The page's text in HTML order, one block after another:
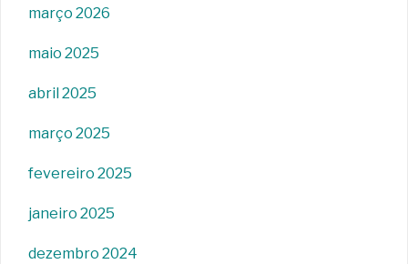
março 2026
maio 2025
abril 2025
março 2025
fevereiro 2025
janeiro 2025
dezembro 2024